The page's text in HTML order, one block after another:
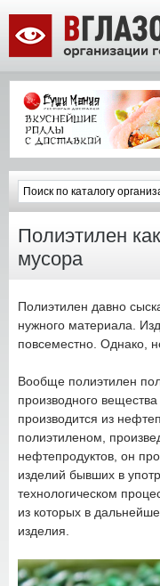
Полиэтилен
мусора
Полиэтилен давно
нужного материала.
повсеместно. Однако,
Вообще полиэтилен
производного
производится из
полиэтиленом,
нефтепродуктов, он
изделий бывших в
технологическом
из которых в
изделия.